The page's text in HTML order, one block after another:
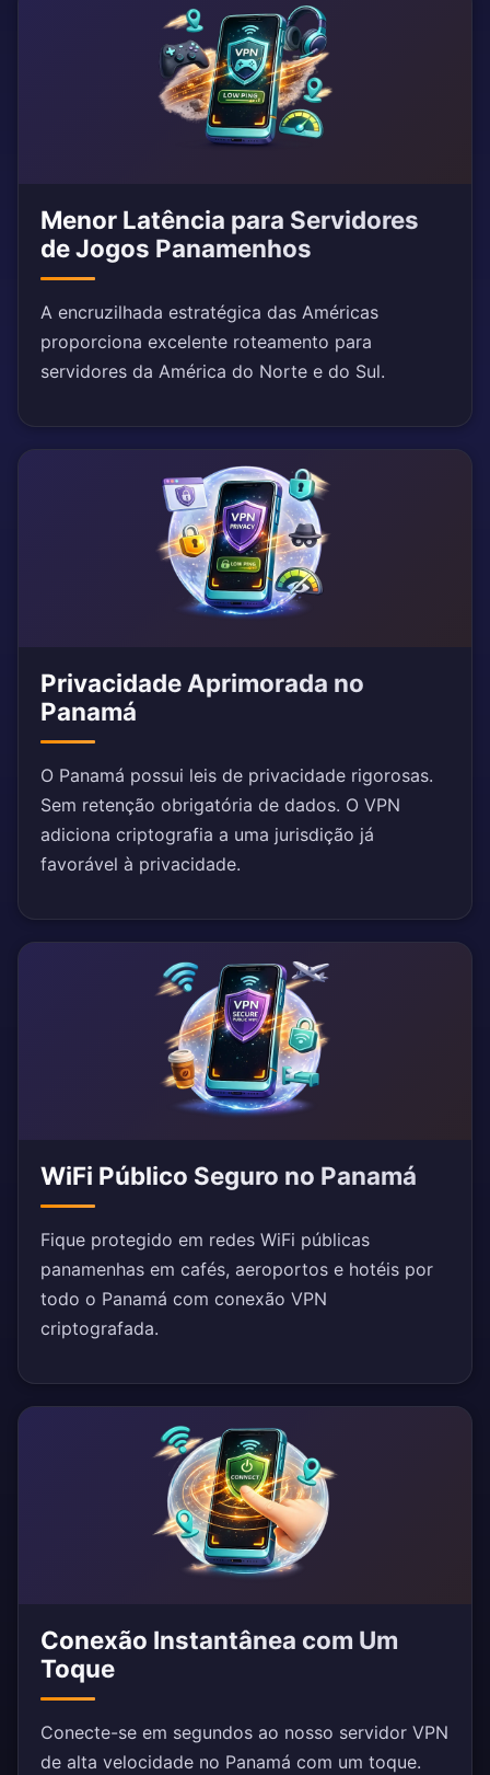
Menor Latência para Servidores
de Jogos Panamenhos
A encruzilhada estratégica das Américas
proporciona excelente roteamento para
servidores da América do Norte e do Sul.
Privacidade Aprimorada no
Panamá
O Panamá possui leis de privacidade rigorosas.
Sem retenção obrigatória de dados. O VPN
adiciona criptografia a uma jurisdição já
favorável à privacidade.
WiFi Público Seguro no Panamá
Fique protegido em redes WiFi públicas
panamenhas em cafés, aeroportos e hotéis por
todo o Panamá com conexão VPN
criptografada.
Conexão Instantânea com Um
Toque
Conecte-se em segundos ao nosso servidor VPN
de alta velocidade no Panamá com um toque.